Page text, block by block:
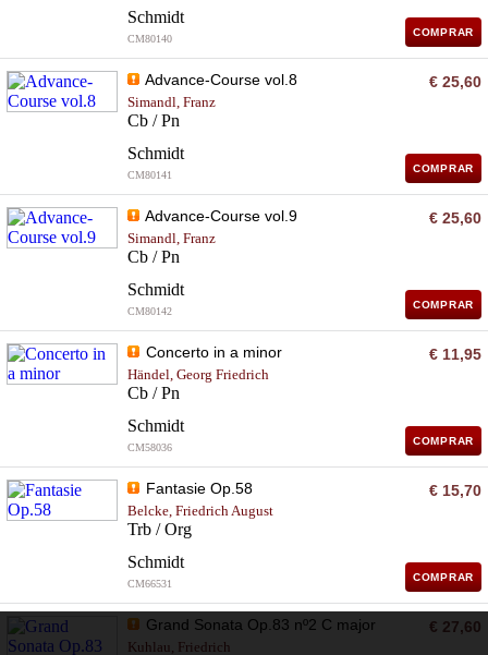
Schmidt
CM80140
COMPRAR
Advance-Course vol.8
Simandl, Franz
Cb / Pn
Schmidt
CM80141
€ 25,60
COMPRAR
Advance-Course vol.9
Simandl, Franz
Cb / Pn
Schmidt
CM80142
€ 25,60
COMPRAR
Concerto in a minor
Händel, Georg Friedrich
Cb / Pn
Schmidt
CM58036
€ 11,95
COMPRAR
Fantasie Op.58
Belcke, Friedrich August
Trb / Org
Schmidt
CM66531
€ 15,70
COMPRAR
Grand Sonata Op.83 nº2 C major
Kuhlau, Friedrich
€ 27,60